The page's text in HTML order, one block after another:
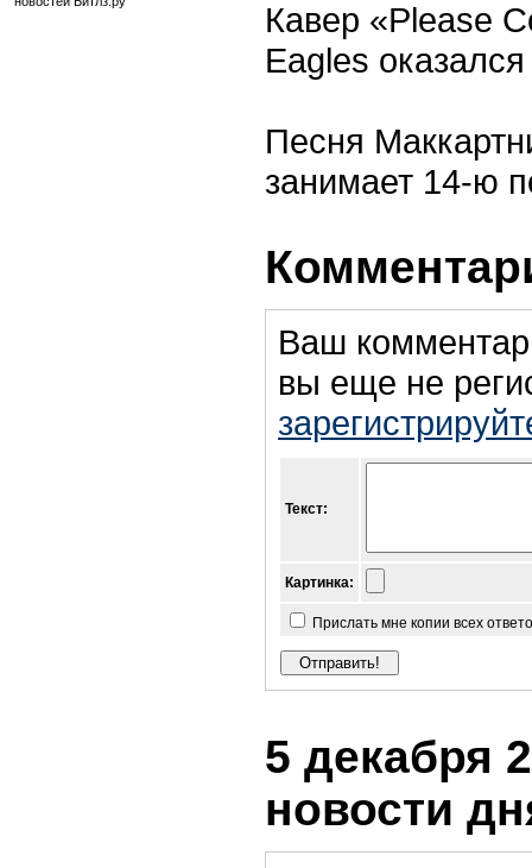
Кавер «Please
Eagles
Песня
занимает 14-ю
Ваш
вы еще не
Текст:
Картинка:
Прислать мне копии всех
5 декабря
новости